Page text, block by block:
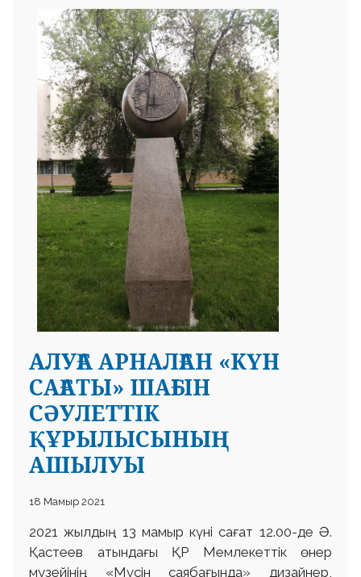
АЛУҒА АРНАЛҒАН «КҮН
САҒАТЫ» ШАҒЫН
СӘУЛЕТТІК
ҚҰРЫЛЫСЫНЫҢ
АШЫЛУЫ
18 Мамыр 2021
2021 жылдың 13 мамыр күні сағат 12.00-де Ә.
Қастеев атындағы ҚР Мемлекеттік өнер
музейінің «Мүсін саябағында» дизайнер,